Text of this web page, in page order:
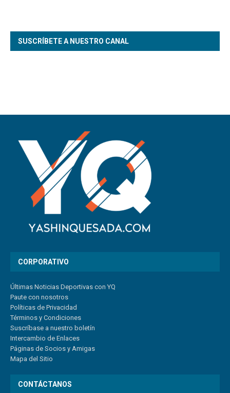
SUSCRÍBETE A NUESTRO CANAL
CORPORATIVO
Últimas Noticias Deportivas con YQ
Paute con nosotros
Políticas de Privacidad
Términos y Condiciones
Suscríbase a nuestro boletín
Intercambio de Enlaces
Páginas de Socios y Amigas
Mapa del Sitio
CONTÁCTANOS